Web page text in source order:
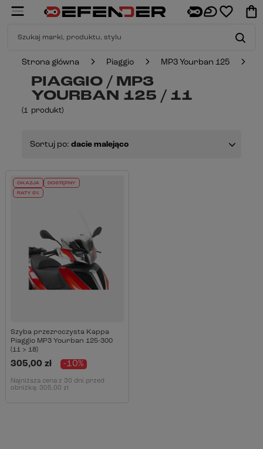
Strona główna Piaggio MP3 Yourban 125
PIAGGIO / MP3
YOURBAN 125 / 11
(1 produkt)
Sortuj po: dacie malejąco
OKAZJA DOSTĘPNY
RATY 0%
Szyba przezroczysta Kappa
Piaggio MP3 Yourban 125-300
(11 > 18)
305,00 zł -10%
Najniższa cena z 30 dni przed
obniżką: 305,00 zł